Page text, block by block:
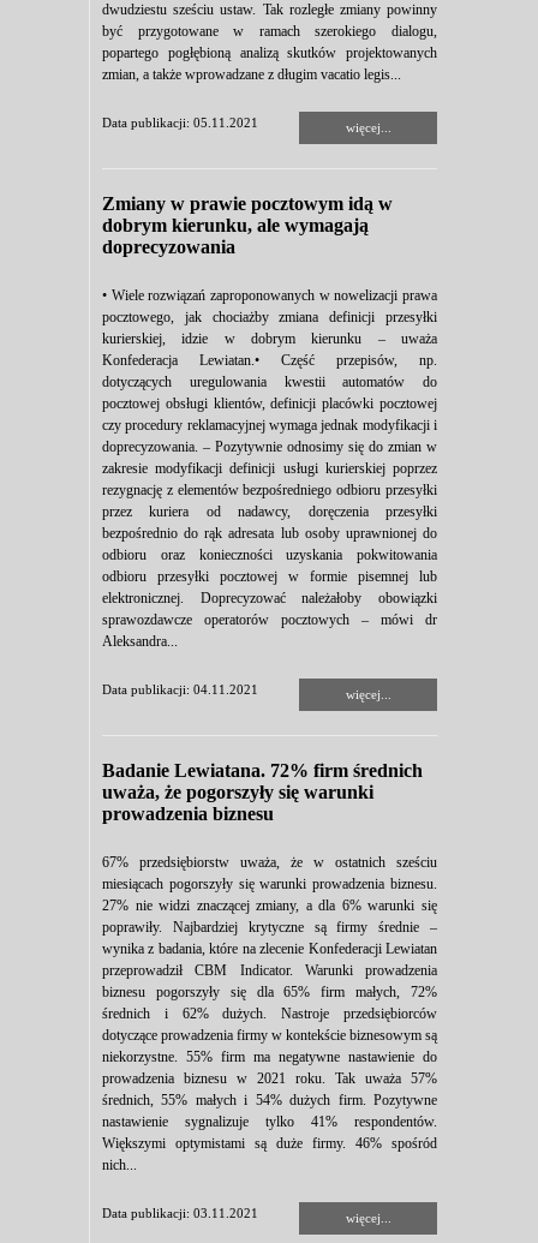
dwudziestu sześciu ustaw. Tak rozległe zmiany powinny
być przygotowane w ramach szerokiego dialogu,
popartego pogłębioną analizą skutków projektowanych
zmian, a także wprowadzane z długim vacatio legis...
Data publikacji: 05.11.2021 więcej...
Zmiany w prawie pocztowym idą w
dobrym kierunku, ale wymagają
doprecyzowania
• Wiele rozwiązań zaproponowanych w nowelizacji prawa
pocztowego, jak chociażby zmiana definicji przesyłki
kurierskiej, idzie w dobrym kierunku – uważa
Konfederacja Lewiatan.• Część przepisów, np.
dotyczących uregulowania kwestii automatów do
pocztowej obsługi klientów, definicji placówki pocztowej
czy procedury reklamacyjnej wymaga jednak modyfikacji i
doprecyzowania. – Pozytywnie odnosimy się do zmian w
zakresie modyfikacji definicji usługi kurierskiej poprzez
rezygnację z elementów bezpośredniego odbioru przesyłki
przez kuriera od nadawcy, doręczenia przesyłki
bezpośrednio do rąk adresata lub osoby uprawnionej do
odbioru oraz konieczności uzyskania pokwitowania
odbioru przesyłki pocztowej w formie pisemnej lub
elektronicznej. Doprecyzować należałoby obowiązki
sprawozdawcze operatorów pocztowych – mówi dr
Aleksandra...
Data publikacji: 04.11.2021 więcej...
Badanie Lewiatana. 72% firm średnich
uważa, że pogorszyły się warunki
prowadzenia biznesu
67% przedsiębiorstw uważa, że w ostatnich sześciu
miesiącach pogorszyły się warunki prowadzenia biznesu.
27% nie widzi znaczącej zmiany, a dla 6% warunki się
poprawiły. Najbardziej krytyczne są firmy średnie –
wynika z badania, które na zlecenie Konfederacji Lewiatan
przeprowadził CBM Indicator. Warunki prowadzenia
biznesu pogorszyły się dla 65% firm małych, 72%
średnich i 62% dużych. Nastroje przedsiębiorców
dotyczące prowadzenia firmy w kontekście biznesowym są
niekorzystne. 55% firm ma negatywne nastawienie do
prowadzenia biznesu w 2021 roku. Tak uważa 57%
średnich, 55% małych i 54% dużych firm. Pozytywne
nastawienie sygnalizuje tylko 41% respondentów.
Większymi optymistami są duże firmy. 46% spośród
nich...
Data publikacji: 03.11.2021 więcej...